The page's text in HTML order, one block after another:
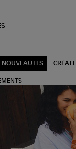
NOUVEAUTÉS